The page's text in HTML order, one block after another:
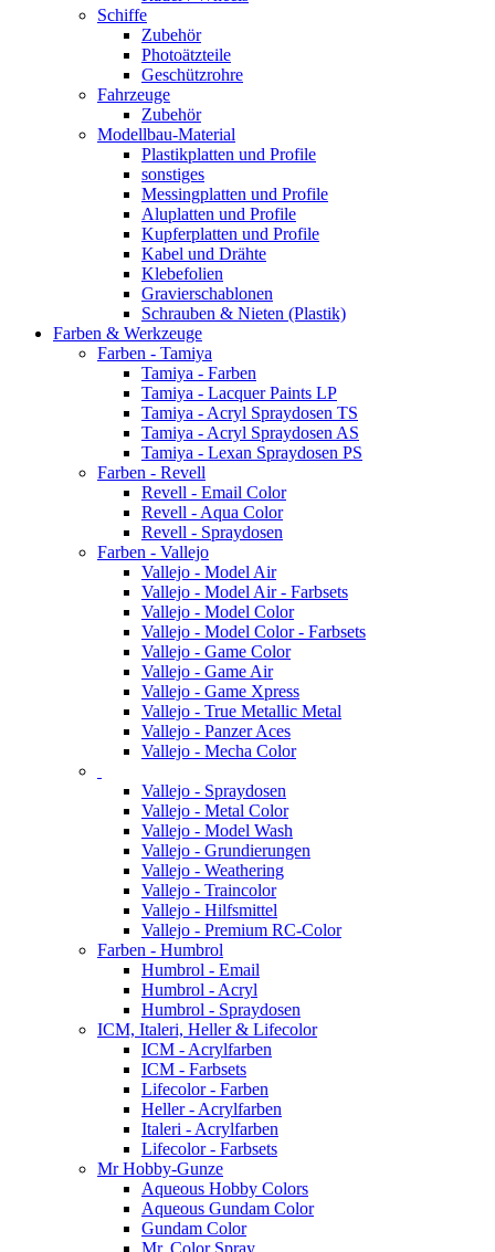
Schiffe
Zubehör
Photoätzteile
Geschützrohre
Fahrzeuge
Zubehör
Modellbau-Material
Plastikplatten und Profile
sonstiges
Messingplatten und Profile
Aluplatten und Profile
Kupferplatten und Profile
Kabel und Drähte
Klebefolien
Gravierschablonen
Schrauben & Nieten (Plastik)
Farben & Werkzeuge
Farben - Tamiya
Tamiya - Farben
Tamiya - Lacquer Paints LP
Tamiya - Acryl Spraydosen TS
Tamiya - Acryl Spraydosen AS
Tamiya - Lexan Spraydosen PS
Farben - Revell
Revell - Email Color
Revell - Aqua Color
Revell - Spraydosen
Farben - Vallejo
Vallejo - Model Air
Vallejo - Model Air - Farbsets
Vallejo - Model Color
Vallejo - Model Color - Farbsets
Vallejo - Game Color
Vallejo - Game Air
Vallejo - Game Xpress
Vallejo - True Metallic Metal
Vallejo - Panzer Aces
Vallejo - Mecha Color
Vallejo - Spraydosen
Vallejo - Metal Color
Vallejo - Model Wash
Vallejo - Grundierungen
Vallejo - Weathering
Vallejo - Traincolor
Vallejo - Hilfsmittel
Vallejo - Premium RC-Color
Farben - Humbrol
Humbrol - Email
Humbrol - Acryl
Humbrol - Spraydosen
ICM, Italeri, Heller & Lifecolor
ICM - Acrylfarben
ICM - Farbsets
Lifecolor - Farben
Heller - Acrylfarben
Italeri - Acrylfarben
Lifecolor - Farbsets
Mr Hobby-Gunze
Aqueous Hobby Colors
Aqueous Gundam Color
Gundam Color
Mr. Color Spray